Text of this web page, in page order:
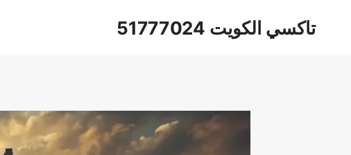
تاكسي الكويت 51777024